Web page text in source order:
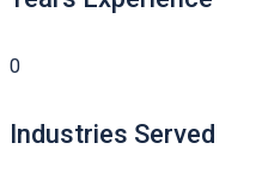
0
Industries Served